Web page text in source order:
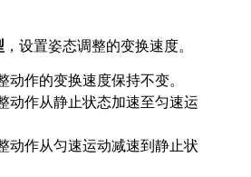
，设置姿态调整的变换速度。
动作的变换速度保持不变。
动作从静止状态加速至匀速运
动作从匀速运动减速到静止状